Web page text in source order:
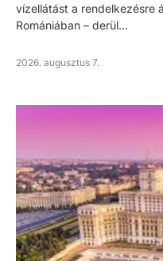
vízellátást a rendelkezésre
Romániában – derül…
2026. augusztus 7.